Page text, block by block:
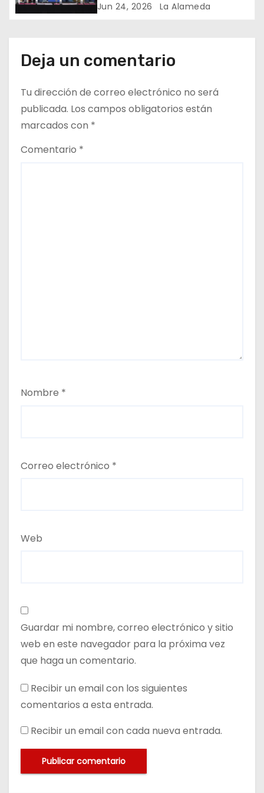
cuidado en comunidad
Jun 24, 2026 La Alameda
Deja un comentario
Tu dirección de correo electrónico no será
publicada. Los campos obligatorios están
marcados con *
Comentario *
Nombre *
Correo electrónico *
Web
Guardar mi nombre, correo electrónico y sitio
web en este navegador para la próxima vez
que haga un comentario.
Recibir un email con los siguientes
comentarios a esta entrada.
Recibir un email con cada nueva entrada.